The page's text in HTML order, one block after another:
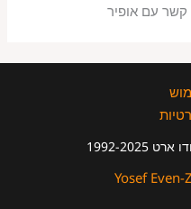
קשר עם אופיר
2025
Yosef Even-